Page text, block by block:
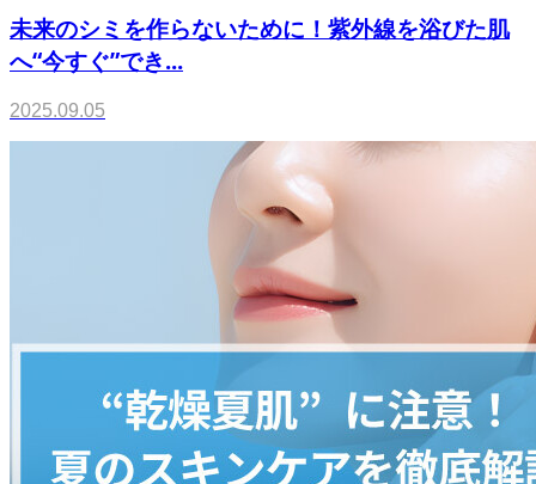
未来のシミを作らないために！紫外線を浴びた肌
へ“今すぐ”でき...
2025.09.05